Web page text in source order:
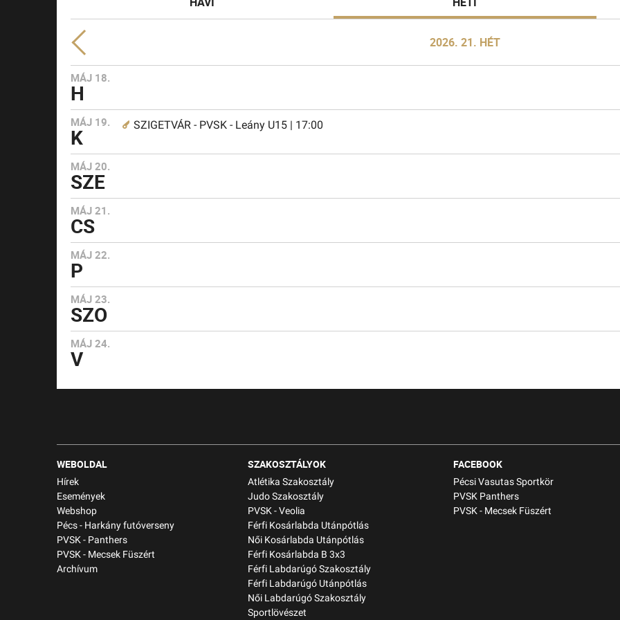
2026. 21. HÉT
MÁJ 18.
H
MÁJ 19.
K SZIGETVÁR - PVSK - Leány U15 | 17:00
MÁJ 20.
SZE
MÁJ 21.
CS
MÁJ 22.
P
MÁJ 23.
SZO
MÁJ 24.
V
WEBOLDAL
Hírek
Események
Webshop
Pécs - Harkány futóverseny
PVSK - Panthers
PVSK - Mecsek Füszért
Archívum
SZAKOSZTÁLYOK
Atlétika Szakosztály
Judo Szakosztály
PVSK - Veolia
Férfi Kosárlabda Utánpótlás
Női Kosárlabda Utánpótlás
Férfi Kosárlabda B 3x3
Férfi Labdarúgó Szakosztály
Férfi Labdarúgó Utánpótlás
Női Labdarúgó Szakosztály
Sportlövészet
FACEBOOK
Pécsi Vasutas Sportkör
PVSK Panthers
PVSK - Mecsek Füszért